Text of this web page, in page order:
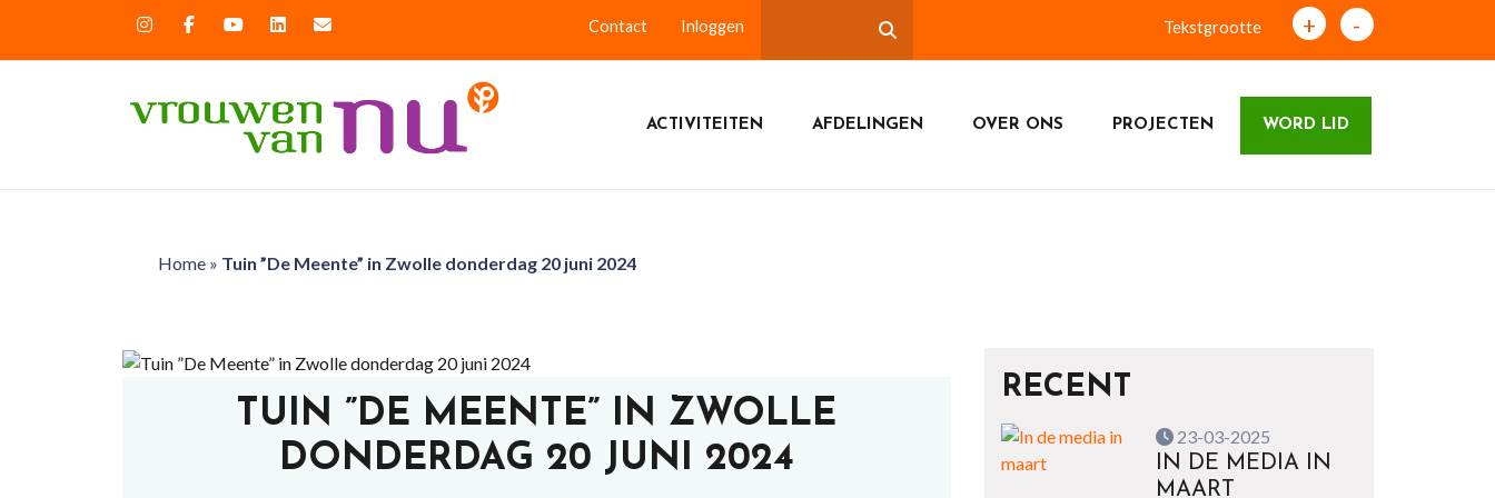
Contact Inloggen Tekstgrootte + -
ACTIVITEITEN AFDELINGEN OVER ONS PROJECTEN WORD LID
Home» Tuin ”De Meente” in Zwolle donderdag 20 juni 2024
TUIN ”DE MEENTE” IN ZWOLLE
DONDERDAG 20 JUNI 2024
RECENT
23-03-2025
IN DE MEDIA IN
MAART